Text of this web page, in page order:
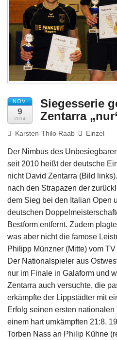
Impressum
NOV.
9
2014
Siegesserie
Zentarra
Karsten-Thilo Raab Einzel
Der Nimbus des
seit 2010 heißt der deutsche
nicht David Zentarra (Bild
nach den Strapazen der
dem Sieg bei den Italian Open
deutschen
Bestform entfernt. Zudem
was aber nicht die famose
Philipp Münzner (Mitte) vom
Der Nationalspieler aus
nur im Finale in Galaform und
Zentarra auch versuchte, die
erkämpfte der Lippstädter mit
Erfolg seinen ersten
einem hart umkämpften 21:8,
Torben Nass an Philip Kühne